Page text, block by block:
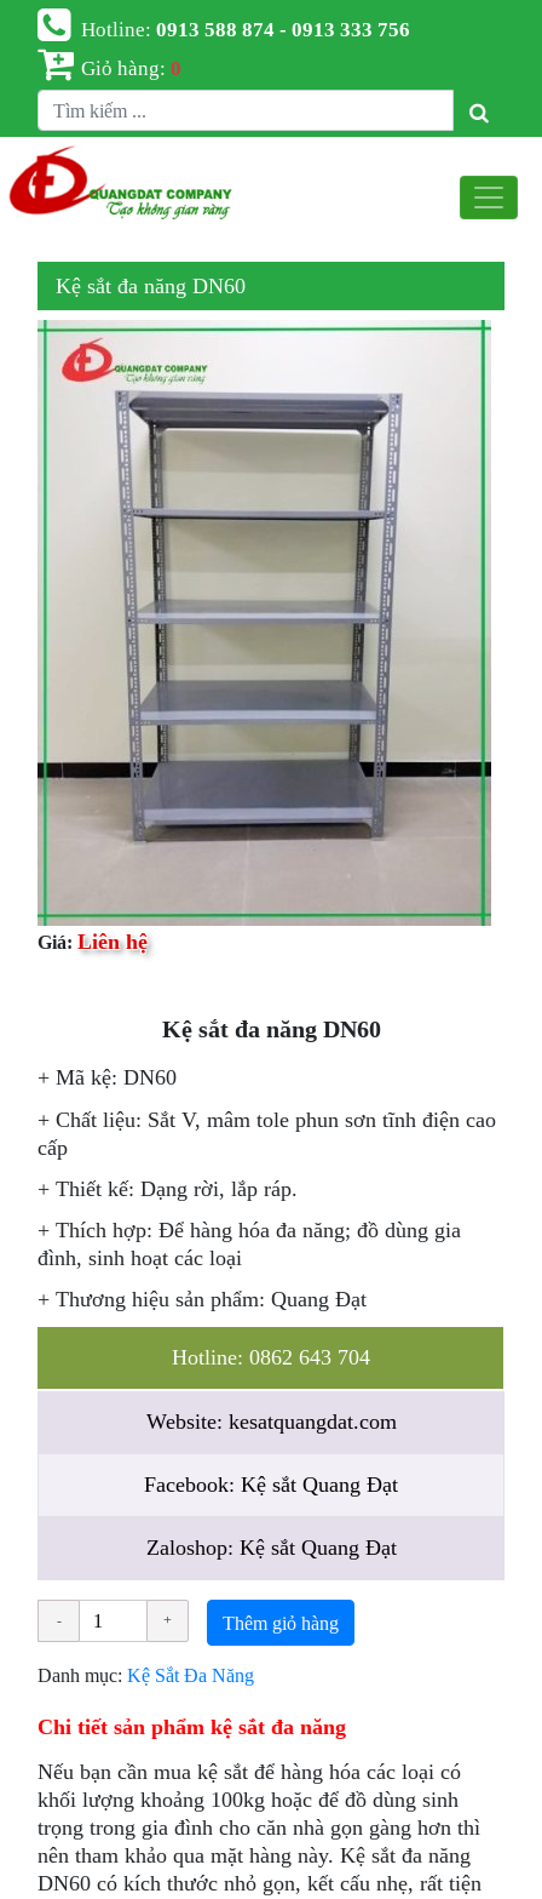
Hotline:0913 588 874 - 0913 333 756
Giỏ hàng:0
Kệ sắt đa năng DN60
Giá: Liên hệ
Kệ sắt đa năng DN60
+ Mã kệ: DN60
+ Chất liệu: Sắt V, mâm tole phun sơn tĩnh điện cao
cấp
+ Thiết kế: Dạng rời, lắp ráp.
+ Thích hợp: Để hàng hóa đa năng; đồ dùng gia
đình, sinh hoạt các loại
+ Thương hiệu sản phẩm: Quang Đạt
Hotline: 0862 643 704
Website: kesatquangdat.com
Facebook: Kệ sắt Quang Đạt
Zaloshop: Kệ sắt Quang Đạt
Thêm giỏ hàng
Danh mục:Kệ Sắt Đa Năng
Chi tiết sản phẩm kệ sắt đa năng
Nếu bạn cần mua kệ sắt để hàng hóa các loại có
khối lượng khoảng 100kg hoặc để đồ dùng sinh
trọng trong gia đình cho căn nhà gọn gàng hơn thì
nên tham khảo qua mặt hàng này. Kệ sắt đa năng
DN60 có kích thước nhỏ gọn, kết cấu nhẹ, rất tiện